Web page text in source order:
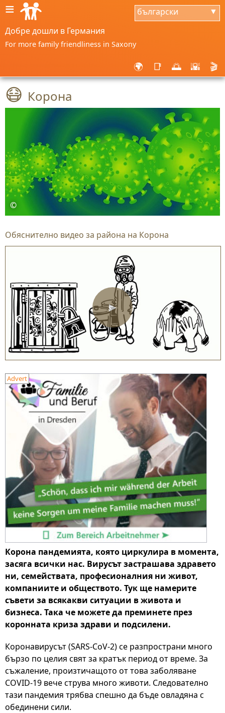
≡ български ▼
Добре дошли в Германия
For more family friendliness in Saxony
🌍 📑 🌅 🌇 🎬
😷 Корона
©
Обяснително видео за района на Корона
▶
Advert
Корона пандемията, която циркулира в момента,
засяга всички нас. Вирусът застрашава здравето
ни, семействата, професионалния ни живот,
компаниите и обществото. Тук ще намерите
съвети за всякакви ситуации в живота и
бизнеса. Така че можете да преминете през
коронната криза здрави и подсилени.
Коронавирусът (SARS-CoV-2) се разпространи много
бързо по целия свят за кратък период от време. За
съжаление, произтичащото от това заболяване
COVID-19 вече струва много животи. Следователно
тази пандемия трябва спешно да бъде овладяна с
обединени сили.